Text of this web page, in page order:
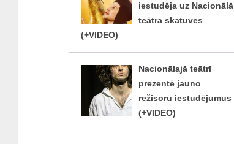
iestudēja uz Nacionālā
teātra skatuves
(+VIDEO)
Nacionālajā teātrī
prezentē jauno
režisoru iestudējumus
(+VIDEO)